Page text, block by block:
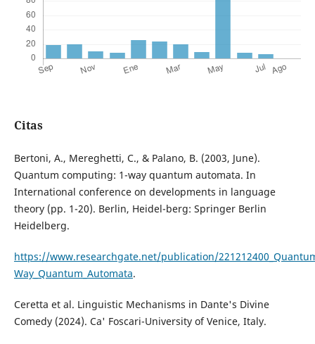
Citas
Bertoni, A., Mereghetti, C., & Palano, B. (2003, June).
Quantum computing: 1-way quantum automata. In
International conference on developments in language
theory (pp. 1-20). Berlin, Heidel-berg: Springer Berlin
Heidelberg.
https://www.researchgate.net/publication/
Way_Quantum_Automata.
Ceretta et al. Linguistic Mechanisms in Dante's Divine
Comedy (2024). Ca' Foscari-University of Venice, Italy.